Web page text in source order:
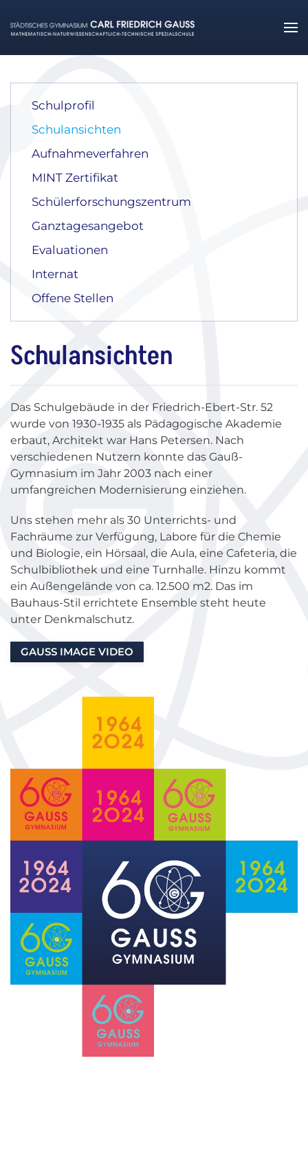
Zum Hauptinhalt springen
Schulprofil
Schulansichten
Aufnahmeverfahren
MINT Zertifikat
Schülerforschungszentrum
Ganztagesangebot
Evaluationen
Internat
Offene Stellen
Schulansichten
Das Schulgebäude in der Friedrich-Ebert-Str. 52
wurde von 1930-1935 als Pädagogische Akademie
erbaut, Architekt war Hans Petersen. Nach
verschiedenen Nutzern konnte das Gauß-
Gymnasium im Jahr 2003 nach einer
umfangreichen Modernisierung einziehen.
Uns stehen mehr als 30 Unterrichts- und
Fachräume zur Verfügung, Labore für die Chemie
und Biologie, ein Hörsaal, die Aula, eine Cafeteria, die
Schulbibliothek und eine Turnhalle. Hinzu kommt
ein Außengelände von ca. 12.500 m2. Das im
Bauhaus-Stil errichtete Ensemble steht heute
unter Denkmalschutz.
GAUSS IMAGE VIDEO